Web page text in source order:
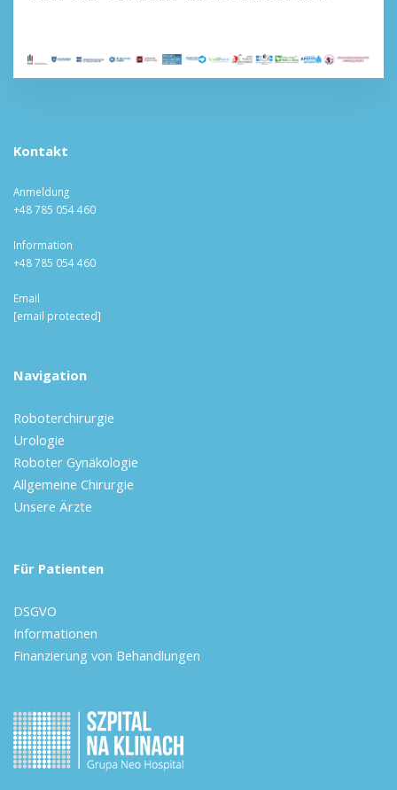
Kontakt
Anmeldung
+48 785 054 460
Information
+48 785 054 460
Email
[email protected]
Navigation
Roboterchirurgie
Urologie
Roboter Gynäkologie
Allgemeine Chirurgie
Unsere Ärzte
Für Patienten
DSGVO
Informationen
Finanzierung von Behandlungen